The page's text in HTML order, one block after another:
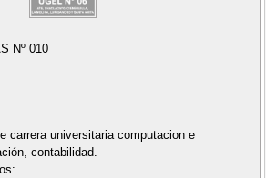
Nº 010
carrera universitaria computacion e
contabilidad.
.